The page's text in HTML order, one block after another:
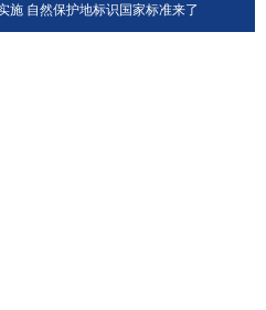
施 自然保护地标识国家标准来了